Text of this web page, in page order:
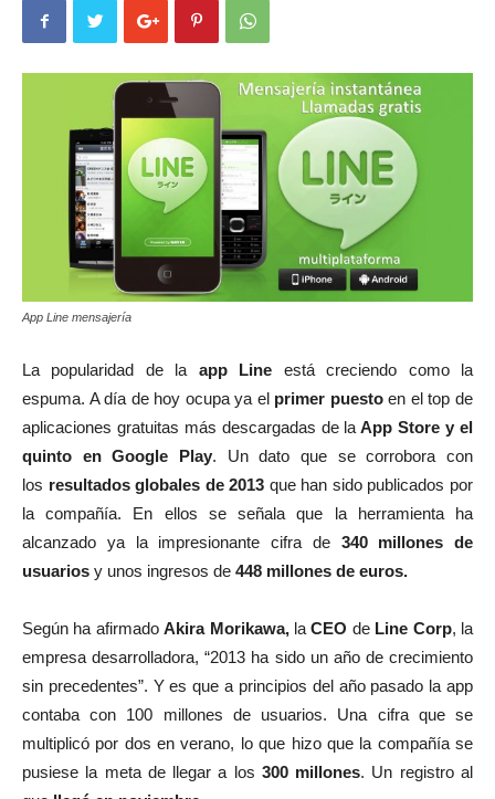
App Line mensajería
La popularidad de la app Line está creciendo como la
espuma. A día de hoy ocupa ya el primer puestoen el top de
aplicaciones gratuitas más descargadas de la App Store y el
quinto en Google Play. Un dato que se corrobora con
los resultados globales de 2013 que han sido publicados por
la compañía. En ellos se señala que la herramienta ha
alcanzado ya la impresionante cifra de 340 millones de
usuarios y unos ingresos de 448 millones de euros.
Según ha afirmadoAkira Morikawa,la CEO de Line Corp, la
empresa desarrolladora, “2013 ha sido un año de crecimiento
sin precedentes”. Y es que a principios del año pasado la app
contaba con 100 millones de usuarios. Una cifra que se
multiplicó por dos en verano, lo que hizo que la compañía se
pusiese la meta de llegar a los 300 millones. Un registro al